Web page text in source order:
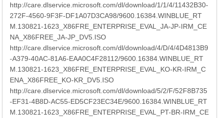
http://care.dlservice.microsoft.com/dl/download/1/1/4/11432B30-
272F-4560-9F3F-DF1A07D3CA98/9600.16384.WINBLUE_RT
M.130821-1623_X86FRE_ENTERPRISE_EVAL_JA-JP-IRM_CE
NA_X86FREE_JA-JP_DV5.ISO
http://care.dlservice.microsoft.com/dl/download/4/D/4/4D4813B9
-A379-40AC-81A6-EAA0C4F28112/9600.16384.WINBLUE_RT
M.130821-1623_X86FRE_ENTERPRISE_EVAL_KO-KR-IRM_C
ENA_X86FREE_KO-KR_DV5.ISO
http://care.dlservice.microsoft.com/dl/download/5/2/F/52F8B735
-EF31-4B8D-AC55-ED5CF23EC34E/9600.16384.WINBLUE_RT
M.130821-1623_X86FRE_ENTERPRISE_EVAL_PT-BR-IRM_CE